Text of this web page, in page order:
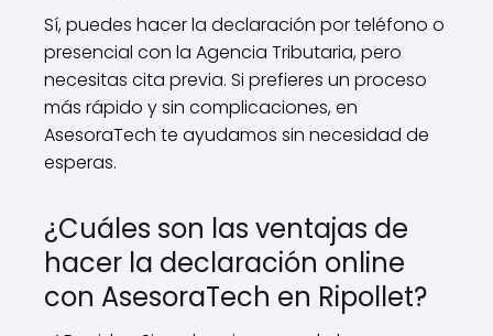
Sí, puedes hacer la declaración por teléfono o
presencial con la Agencia Tributaria, pero
necesitas cita previa. Si prefieres un proceso
más rápido y sin complicaciones, en
AsesoraTech te ayudamos sin necesidad de
esperas.
¿Cuáles son las ventajas de
hacer la declaración online
con AsesoraTech en Ripollet?